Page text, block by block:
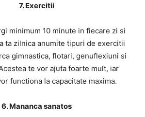
7. Exercitii
minimum 10 minute in fiecare zi si
ta zilnica anumite tipuri de exercitii
gimnastica, flotari, genuflexiuni si
te vor ajuta foarte mult, iar
functiona la capacitate maxima.
6. Mananca sanatos